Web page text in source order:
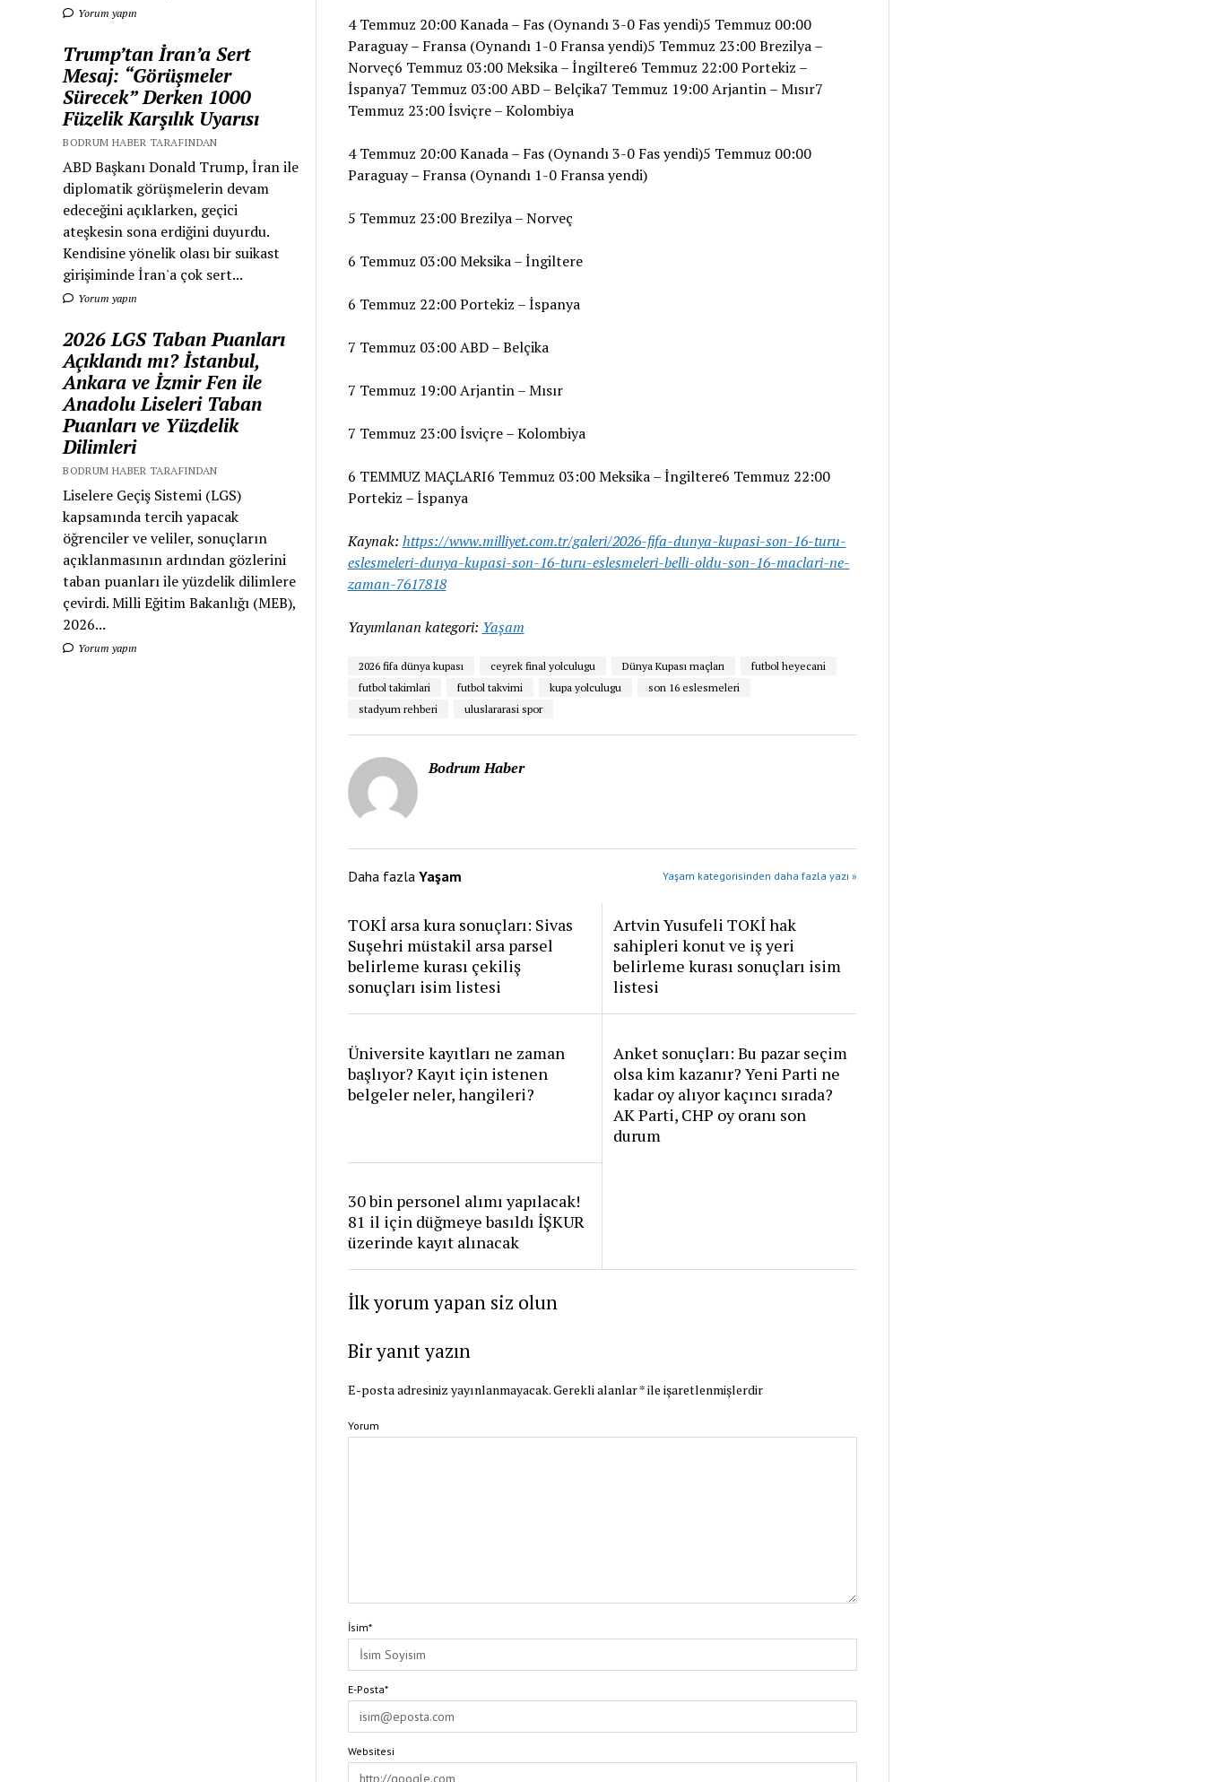
Yorum yapın
Trump’tan İran’a Sert
Mesaj: “Görüşmeler
Sürecek” Derken 1000
Füzelik Karşılık Uyarısı
BODRUM HABER TARAFINDAN
ABD Başkanı Donald Trump, İran ile
diplomatik görüşmelerin devam
edeceğini açıklarken, geçici
ateşkesin sona erdiğini duyurdu.
Kendisine yönelik olası bir suikast
girişiminde İran'a çok sert...
Yorum yapın
2026 LGS Taban Puanları
Açıklandı mı? İstanbul,
Ankara ve İzmir Fen ile
Anadolu Liseleri Taban
Puanları ve Yüzdelik
Dilimleri
BODRUM HABER TARAFINDAN
Liselere Geçiş Sistemi (LGS)
kapsamında tercih yapacak
öğrenciler ve veliler, sonuçların
açıklanmasının ardından gözlerini
taban puanları ile yüzdelik dilimlere
çevirdi. Milli Eğitim Bakanlığı (MEB),
2026...
Yorum yapın
4 Temmuz 20:00 Kanada – Fas (Oynandı 3-0 Fas yendi)5 Temmuz 00:00
Paraguay – Fransa (Oynandı 1-0 Fransa yendi)5 Temmuz 23:00 Brezilya –
Norveç6 Temmuz 03:00 Meksika – İngiltere6 Temmuz 22:00 Portekiz –
İspanya7 Temmuz 03:00 ABD – Belçika7 Temmuz 19:00 Arjantin – Mısır7
Temmuz 23:00 İsviçre – Kolombiya
4 Temmuz 20:00 Kanada – Fas (Oynandı 3-0 Fas yendi)5 Temmuz 00:00
Paraguay – Fransa (Oynandı 1-0 Fransa yendi)
5 Temmuz 23:00 Brezilya – Norveç
6 Temmuz 03:00 Meksika – İngiltere
6 Temmuz 22:00 Portekiz – İspanya
7 Temmuz 03:00 ABD – Belçika
7 Temmuz 19:00 Arjantin – Mısır
7 Temmuz 23:00 İsviçre – Kolombiya
6 TEMMUZ MAÇLARI6 Temmuz 03:00 Meksika – İngiltere6 Temmuz 22:00
Portekiz – İspanya
Kaynak: https://www.milliyet.com.tr/galeri/2026-fifa-dunya-kupasi-son-16-turu-
eslesmeleri-dunya-kupasi-son-16-turu-eslesmeleri-belli-oldu-son-16-maclari-ne-
zaman-7617818
Yayımlanan kategori: Yaşam
2026 fifa dünya kupası ceyrek final yolculugu Dünya Kupası maçları
futbol heyecani
futbol takimlari
futbol takvimi kupa yolculugu
son 16 eslesmeleri
stadyum rehberi
uluslararasi spor
Bodrum Haber
Daha fazla Yaşam Yaşam kategorisinden daha fazla yazı »
TOKİ arsa kura sonuçları: Sivas
Suşehri müstakil arsa parsel
belirleme kurası çekiliş
sonuçları isim listesi
Artvin Yusufeli TOKİ hak
sahipleri konut ve iş yeri
belirleme kurası sonuçları isim
listesi
Üniversite kayıtları ne zaman
başlıyor? Kayıt için istenen
belgeler neler, hangileri?
Anket sonuçları: Bu pazar seçim
olsa kim kazanır? Yeni Parti ne
kadar oy alıyor kaçıncı sırada?
AK Parti, CHP oy oranı son
durum
30 bin personel alımı yapılacak!
81 il için düğmeye basıldı İŞKUR
üzerinde kayıt alınacak
İlk yorum yapan siz olun
Bir yanıt yazın
E-posta adresiniz yayınlanmayacak.Gerekli alanlar*ile işaretlenmişlerdir
Yorum
İsim*
E-Posta*
Websitesi